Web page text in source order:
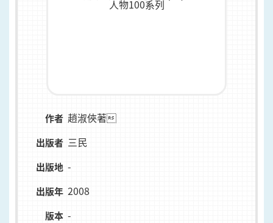
作者 趙淑俠著
出版者 三民
出版地 -
出版年 2008
版本 -